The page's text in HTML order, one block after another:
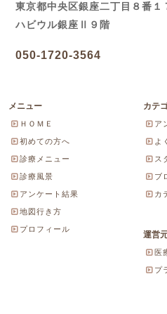
東京都中央区銀座二丁目８番１
ハビウル銀座Ⅱ９階
050-1720-3564
メニュー
ＨＯＭＥ
初めての方へ
診療メニュー
診療風景
アンケート結果
地図行き方
プロフィール
カテ
ア
よ
ス
ブ
カ
運営
医
プ